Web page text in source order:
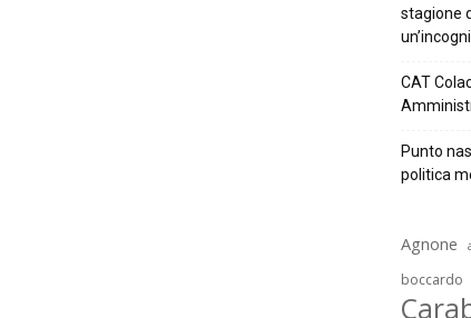
stagione
CAT
Punto
politica
Agnone
boccardo